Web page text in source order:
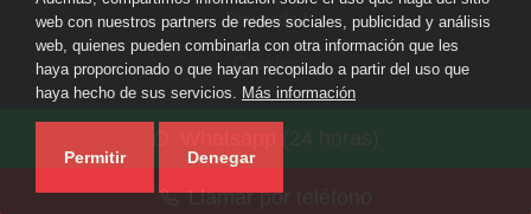
Llamar por teléfono
Privacidad
Cookies
Consulting en su provincia ·
web con nuestros partners de redes sociales, publicidad y análisis
web, quienes pueden combinarla con otra información que les
haya proporcionado o que hayan recopilado a partir del uso que
haya hecho de sus servicios. Más información
Permitir Denegar